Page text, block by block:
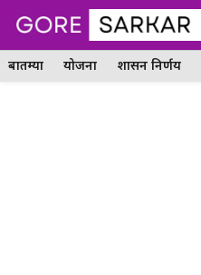
Skip
content
बातम्या योजना शासन निर्णय